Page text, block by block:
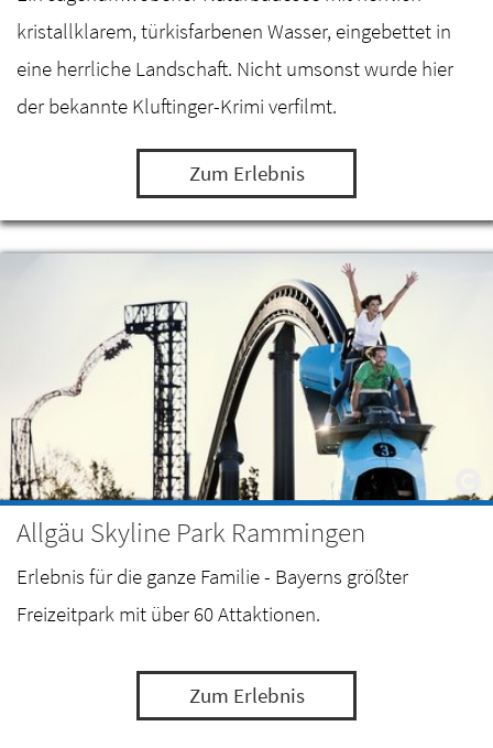
kristallklarem, türkisfarbenen Wasser, eingebettet in
eine herrliche Landschaft. Nicht umsonst wurde hier
der bekannte Kluftinger-Krimi verfilmt.
Zum Erlebnis
Allgäu Skyline Park Rammingen
Erlebnis für die ganze Familie - Bayerns größter
Freizeitpark mit über 60 Attaktionen.
Zum Erlebnis